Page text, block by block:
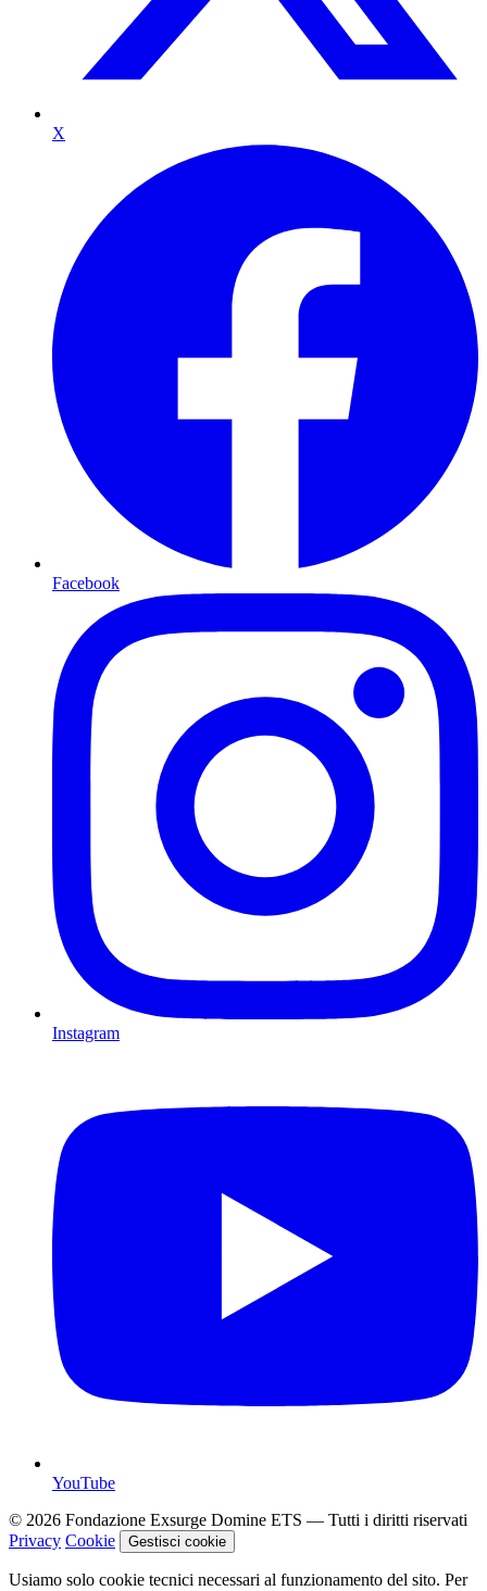
X
Facebook
Instagram
YouTube
© 2026 Fondazione Exsurge Domine ETS — Tutti i diritti riservati
Privacy Cookie Gestisci cookie
Usiamo solo cookie tecnici necessari al funzionamento del sito. Per